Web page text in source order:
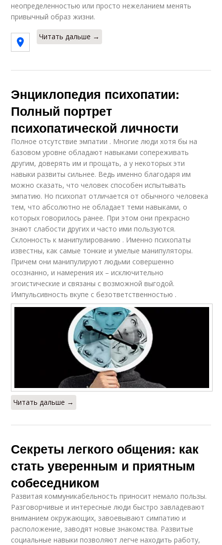
неопределенностью или просто нежеланием менять
привычный образ жизни.
Читать дальше →
Энциклопедия психопатии:
Полный портрет
психопатической личности
Полное отсутствие эмпатии . Многие люди хотя бы на
базовом уровне обладают навыками сопереживать
другим, доверять им и прощать, а у некоторых эти
навыки развиты сильнее. Ведь именно благодаря им
можно сказать, что человек способен испытывать
эмпатию. Но психопат отличается от обычного человека
тем, что абсолютно не обладает теми навыками, о
которых говорилось ранее. При этом они прекрасно
знают слабости других и часто ими пользуются.
Склонность к манипулированию . Именно психопаты
известны, как самые тонкие и умелые манипуляторы.
Причем они манипулируют людьми совершенно
осознанно, и намерения их – исключительно
эгоистические и связаны с возможной выгодой.
Импульсивность вкупе с безответственностью .
Читать дальше →
Секреты легкого общения: как
стать уверенным и приятным
собеседником
Развитая коммуникабельность приносит немало пользы.
Разговорчивые и интересные люди быстро завладевают
вниманием окружающих, завоевывают симпатию и
расположение, заводят новые знакомства. Развитые
социальные навыки позволяют легче находить работу,